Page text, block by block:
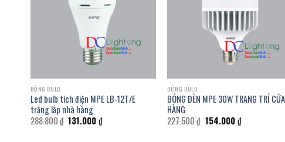
BÓNG BULD
Led bulb tích điện MPE LB-12T/E
trắng lắp nhà hàng
288.800₫ Giá
gốc
131.000₫Giá
BÓNG BULD
BÓNG ĐÈN MPE 30W TRANG TRÍ CỬA
HÀNG
227.500₫ Giá
gốc
154.000₫Giá
hiện